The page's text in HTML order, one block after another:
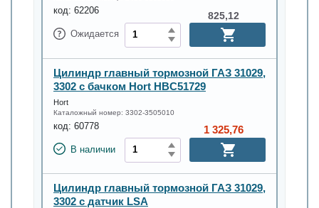
код: 62206
Ожидается
825,12
Цилиндр главный тормозной ГАЗ 31029,
3302 с бачком Hort HBC51729
Hort
Каталожный номер: 3302-3505010
код: 60778
В наличии
1 325,76
Цилиндр главный тормозной ГАЗ 31029,
3302 с датчик LSA